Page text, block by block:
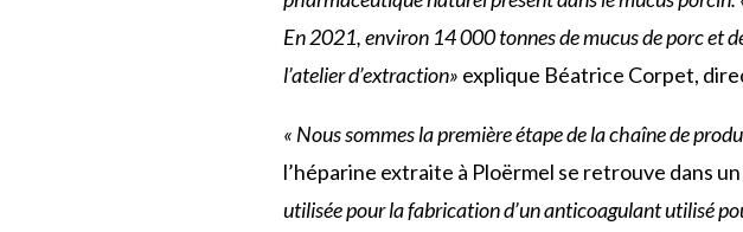
En 2021, environ 14 000 tonnes de mucus de porc et
l’atelier d’extraction» explique Béatrice Corpet,
« Nous sommes la première étape de la chaîne de
l’héparine extraite à Ploërmel se retrouve dans
utilisée pour la fabrication d’un anticoagulant utilisé